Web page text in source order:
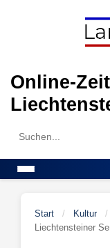
Online-
Search
Start / Kultur /
Liechtensteiner